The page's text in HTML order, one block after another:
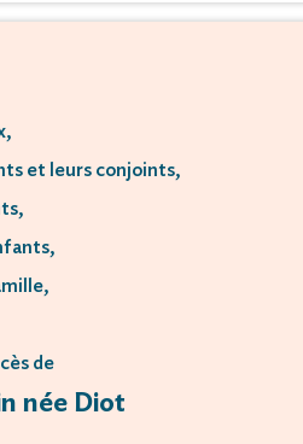
et leurs conjoints,
de
née Diot